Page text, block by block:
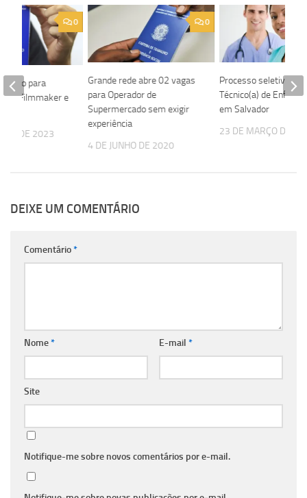
0
Grande rede abre 02 vagas
para Operador de
Supermercado sem exigir
experiência
4 DE JUNHO DE 2020
Processo seletivo
Técnico(a) de
em Salvador
23 DE MARÇO DE
0
para
Filmmaker e
DE 2023
DEIXE UM COMENTÁRIO
Comentário*
Nome* E-mail *
Site
Notifique-me sobre novos comentários por e-mail.